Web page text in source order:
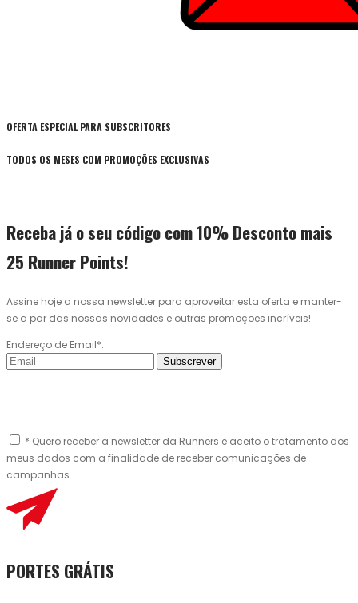
OFERTA ESPECIAL PARA SUBSCRITORES
TODOS OS MESES COM PROMOÇÕES EXCLUSIVAS
Receba já o seu código com 10% Desconto mais
25 Runner Points!
Assine hoje a nossa newsletter para aproveitar esta oferta e manter-
se a par das nossas novidades e outras promoções incríveis!
Endereço de Email*:
Subscrever
* Quero receber a newsletter da Runners e aceito o tratamento dos
meus dados com a finalidade de receber comunicações de
campanhas.
PORTES GRÁTIS